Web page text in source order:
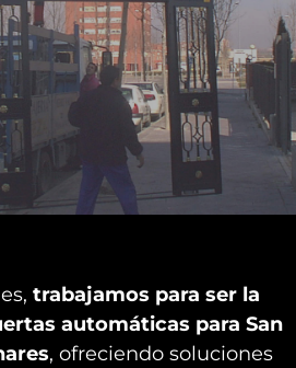
trabajamos para ser la
automáticas para San
, ofreciendo soluciones